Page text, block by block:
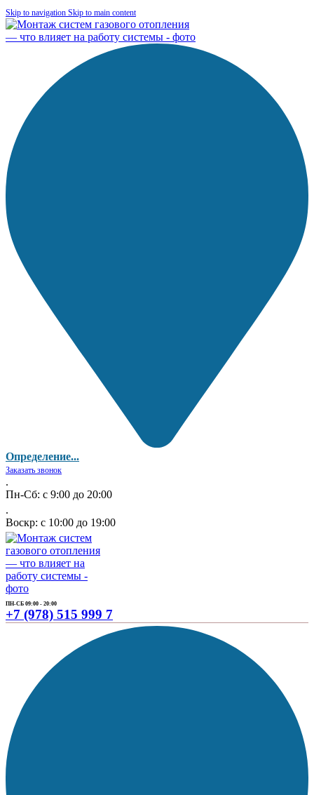
Skip to navigation Skip to main content
Определение...
Заказать звонок
.
Пн-Сб: с 9:00 до 20:00
.
Воскр: с 10:00 до 19:00
ПН-СБ 09:00 - 20:00
+7 (978) 515 999 7